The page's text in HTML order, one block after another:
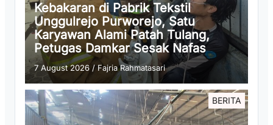
Kebakaran di Pabrik Tekstil
Unggulrejo Purworejo, Satu
Karyawan Alami Patah Tulang,
Petugas Damkar Sesak Nafas
7 August 2026 /Fajria Rahmatasari
BERITA